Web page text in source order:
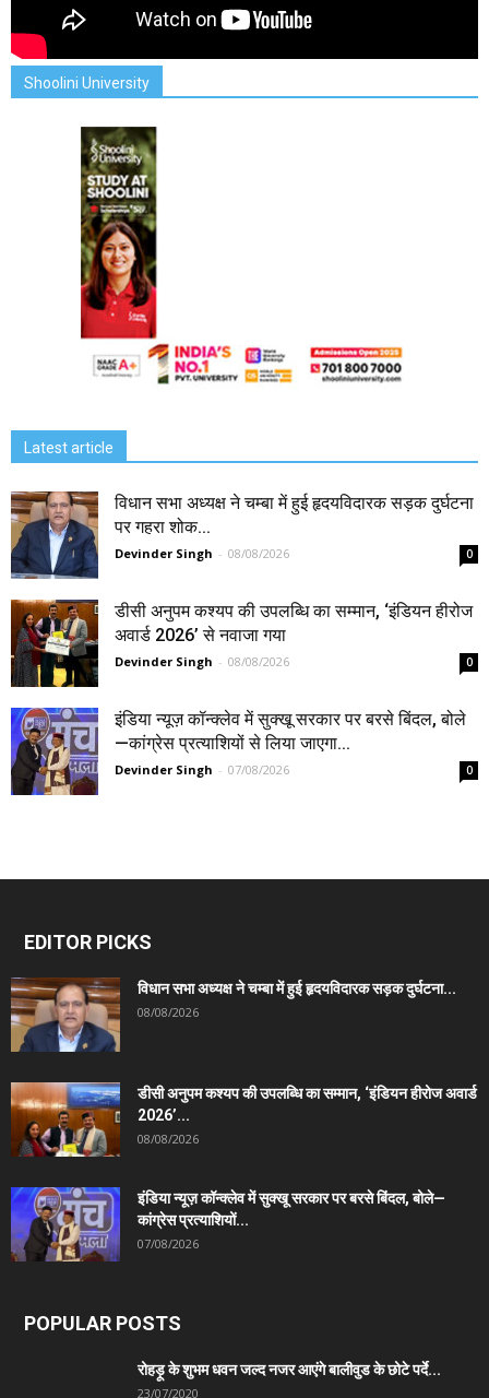
Shoolini University
Latest article
विधान सभा अध्यक्ष ने चम्बा में हुई हृदयविदारक सड़क दुर्घटना
पर गहरा शोक...
Devinder Singh - 08/08/2026 0
डीसी अनुपम कश्यप की उपलब्धि का सम्मान, ‘इंडियन हीरोज
अवार्ड 2026’ से नवाजा गया
Devinder Singh - 08/08/2026 0
इंडिया न्यूज़ कॉन्क्लेव में सुक्खू सरकार पर बरसे बिंदल, बोले
—कांग्रेस प्रत्याशियों से लिया जाएगा...
Devinder Singh - 07/08/2026 0
EDITOR PICKS
विधान सभा अध्यक्ष ने चम्बा में हुई हृदयविदारक सड़क दुर्घटना...
08/08/2026
डीसी अनुपम कश्यप की उपलब्धि का सम्मान, ‘इंडियन हीरोज अवार्ड
2026’...
08/08/2026
इंडिया न्यूज़ कॉन्क्लेव में सुक्खू सरकार पर बरसे बिंदल, बोले—
कांग्रेस प्रत्याशियों...
07/08/2026
POPULAR POSTS
रोहड़ू के शुभम धवन जल्द नजर आएंगे बालीवुड के छोटे पर्दे...
23/07/2020